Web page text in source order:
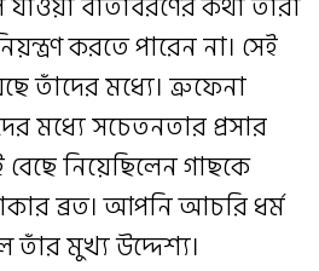
করতে পারেন না। সেই
তাঁদের মধ্যে। ত্রুফেনা
মধ্যে সচেতনতার প্রসার
নিয়েছিলেন গাছকে
ব্রত। আপনি আচরি ধর্ম
তাঁর মুখ্য উদ্দেশ্য।